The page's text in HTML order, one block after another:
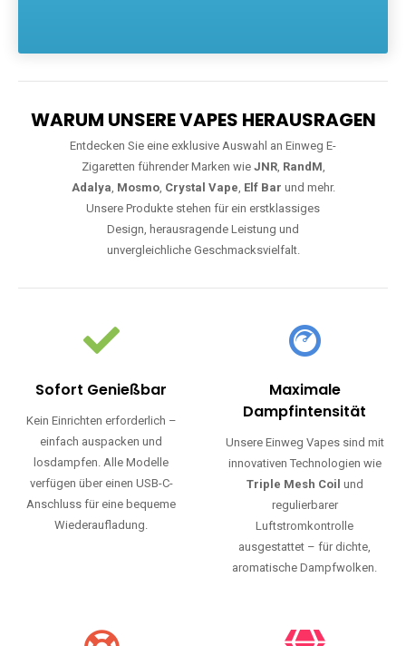
WARUM UNSERE VAPES HERAUSRAGEN
Entdecken Sie eine exklusive Auswahl an Einweg E-
Zigaretten führender Marken wie JNR, RandM,
Adalya, Mosmo, Crystal Vape, Elf Bar und mehr.
Unsere Produkte stehen für ein erstklassiges
Design, herausragende Leistung und
unvergleichliche Geschmacksvielfalt.
Sofort Genießbar
Kein Einrichten erforderlich –
einfach auspacken und
losdampfen. Alle Modelle
verfügen über einen USB-C-
Anschluss für eine bequeme
Wiederaufladung.
Maximale
Dampfintensität
Unsere Einweg Vapes sind mit
innovativen Technologien wie
Triple Mesh Coil und
regulierbarer
Luftstromkontrolle
ausgestattet – für dichte,
aromatische Dampfwolken.